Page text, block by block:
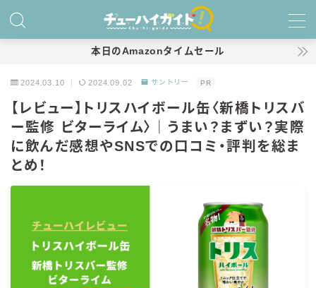
特集！
おすすめランキング！
キリン
氷結
氷結 無糖
本日のAmazonタイムセール
2024.03.10 2024.09.02 サントリー PR
【レビュー】トリスハイボール缶〈新橋トリスバ
ー監修 ビターライム〉｜うまい？まずい？実際
に飲んだ感想やSNSでの口コミ・評判を総ま
とめ！